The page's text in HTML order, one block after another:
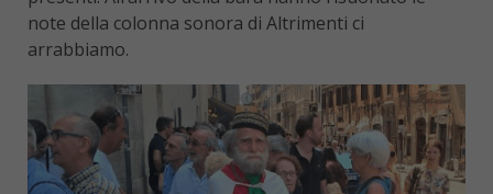
note della colonna sonora di Altrimenti ci
arrabbiamo.